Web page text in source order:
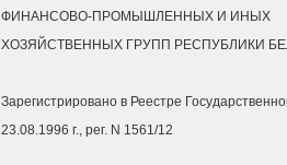
ФИНАНСОВО-ПРОМЫШЛЕННЫХ И ИНЫХ
ХОЗЯЙСТВЕННЫХ ГРУПП РЕСПУБЛИКИ
Зарегистрировано в Реестре
23.08.1996 г., рег. N 1561/12